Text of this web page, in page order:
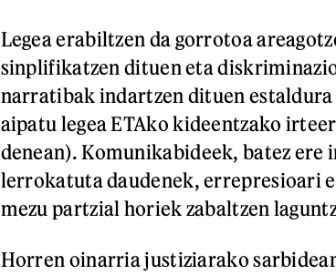
Legea erabiltzen da gorrotoa
sinplifikatzen dituen eta
narratibak indartzen dituen
aipatu legea ETAko kideentzako
denean). Komunikabideek, batez
lerrokatuta daudenek, errepresioari
mezu partzial horiek zabaltzen
Horren oinarria justiziarako